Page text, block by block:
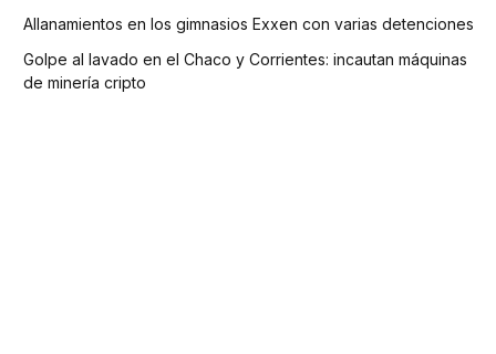
Allanamientos en los gimnasios Exxen con varias detenciones
Golpe al lavado en el Chaco y Corrientes: incautan máquinas
de minería cripto